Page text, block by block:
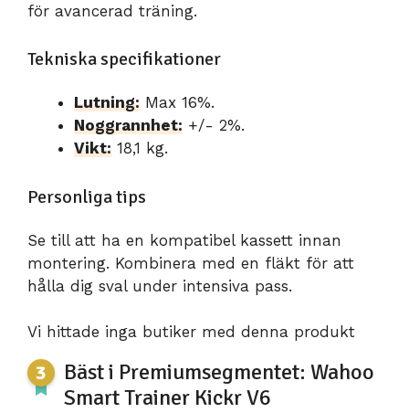
för avancerad träning.
Tekniska specifikationer
Lutning: Max 16%.
Noggrannhet: +/- 2%.
Vikt: 18,1 kg.
Personliga tips
Se till att ha en kompatibel kassett innan
montering. Kombinera med en fläkt för att
hålla dig sval under intensiva pass.
Vi hittade inga butiker med denna produkt
Bäst i Premiumsegmentet: Wahoo
Smart Trainer Kickr V6